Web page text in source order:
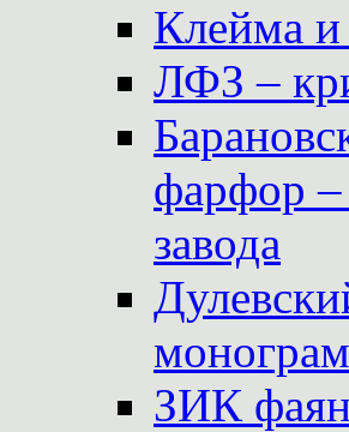
Клейма
ЛФЗ –
фарфор –
завода
ЗИК